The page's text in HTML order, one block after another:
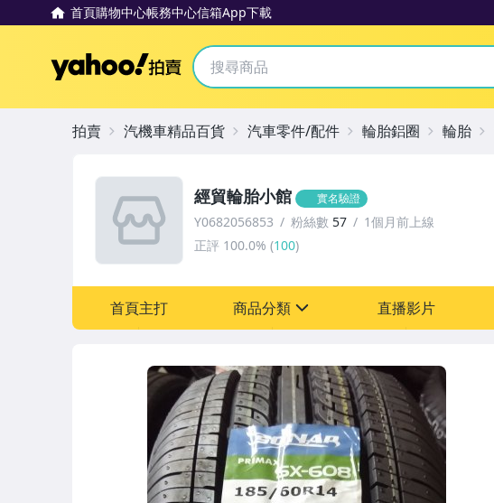
首頁購物中心帳務中心信箱App下載
Yahoo拍賣
經貿輪胎小館 實名驗證
Y0682056853 粉絲數 57
1個月前上線
正評 100.0% (100)
首頁主打 商品分類 直播影片
拍賣 汽機車精品百貨 汽車零件/配件 輪胎鋁圈 輪胎